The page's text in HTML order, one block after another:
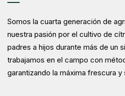
Somos la cuarta generación de
nuestra pasión por el cultivo de
padres a hijos durante más de un
trabajamos en el campo con
garantizando la máxima frescura